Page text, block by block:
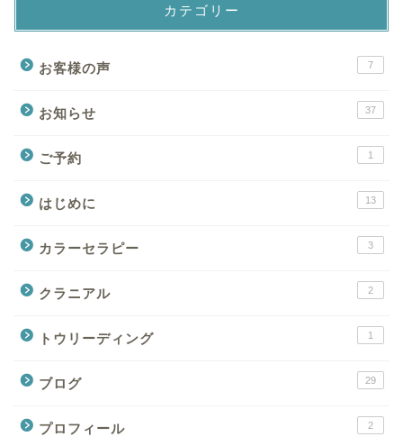
カテゴリー
お客様の声 7
お知らせ 37
ご予約 1
はじめに 13
カラーセラピー 3
クラニアル 2
トウリーディング 1
ブログ 29
プロフィール 2